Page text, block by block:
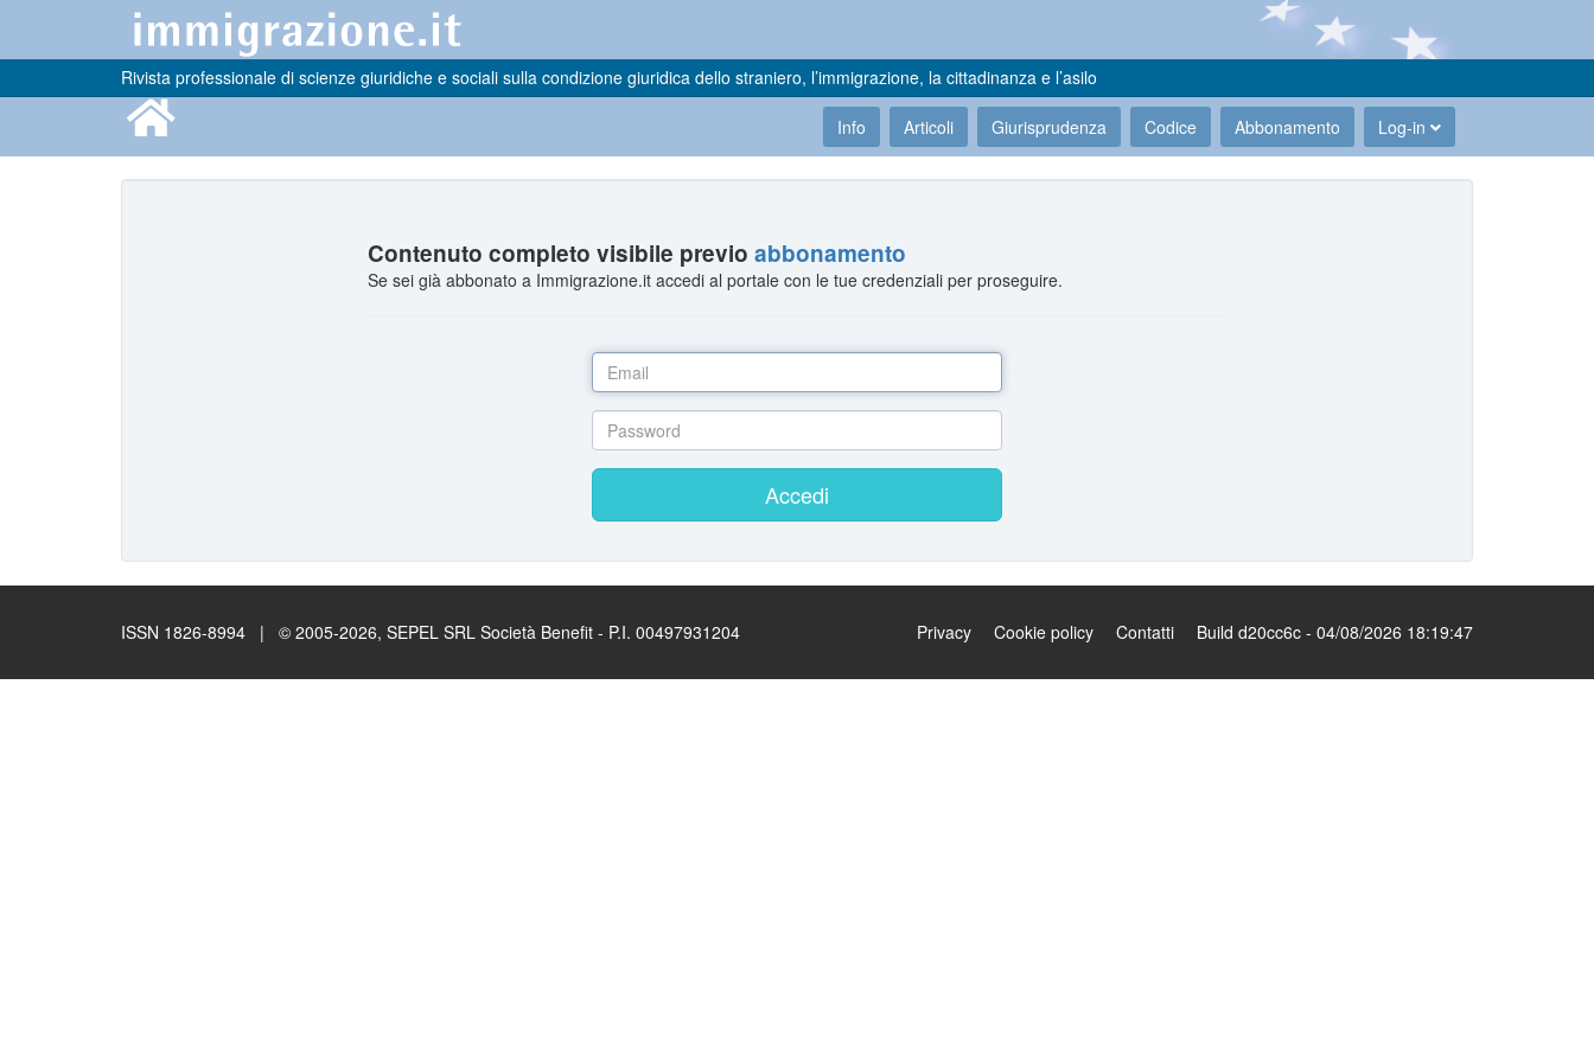
Rivista professionale di scienze giuridiche e sociali sulla condizione giuridica dello straniero, l’immigrazione, la cittadinanza e l’asilo
Info Articoli Giurisprudenza Codice Abbonamento Log-in
Contenuto completo visibile previoabbonamento
Se sei già abbonato a Immigrazione.it accedi al portale con le tue credenziali per proseguire.
Accedi
ISSN 1826-8994 | © 2005-2026, SEPEL SRL Società Benefit - P.I. 00497931204 Privacy Cookie policy Contatti Build d20cc6c - 04/08/2026 18:19:47